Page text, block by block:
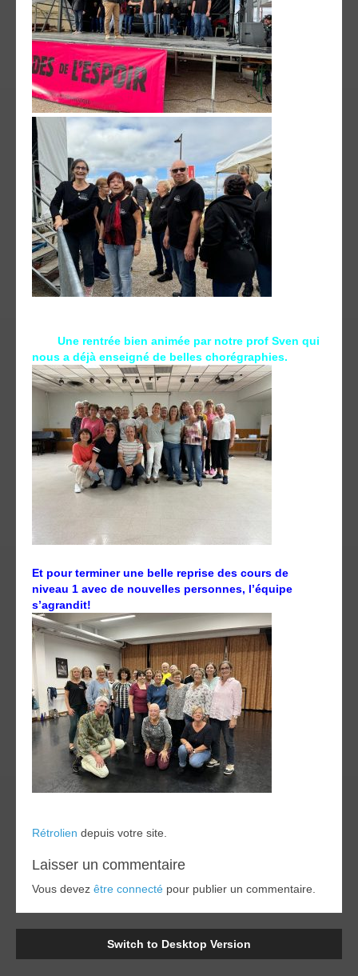
Une rentrée bien animée par notre prof Sven qui
nous a déjà enseigné de belles chorégraphies.
Et pour terminer une belle reprise des cours de
niveau 1 avec de nouvelles personnes, l’équipe
s’agrandit!
Rétrolien depuis votre site.
Laisser un commentaire
Vous devez être connecté pour publier un commentaire.
Switch to Desktop Version